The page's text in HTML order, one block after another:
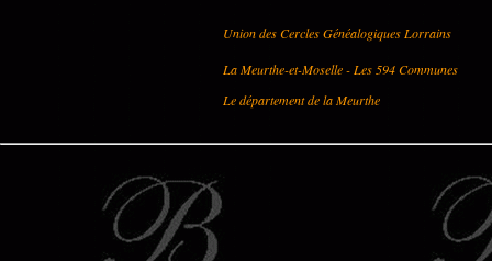
Union des Cercles Généalogiques Lorrains
La Meurthe-et-Moselle - Les 594 Communes
Le département de la Meurthe